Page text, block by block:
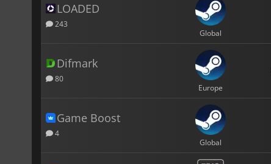
LOADED
243
Global
Difmark
80
Europe
Game Boost
4
Global